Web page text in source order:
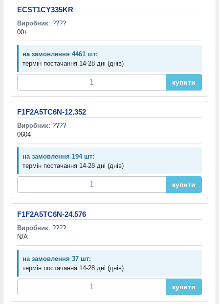
ECST1CY335KR
Виробник: ????
00+
на замовлення 4461 шт:
термін постачання 14-28 дні (днів)
купити
F1F2A5TC6N-12.352
Виробник: ????
0604
на замовлення 194 шт:
термін постачання 14-28 дні (днів)
купити
F1F2A5TC6N-24.576
Виробник: ????
N/A
на замовлення 37 шт:
термін постачання 14-28 дні (днів)
купити